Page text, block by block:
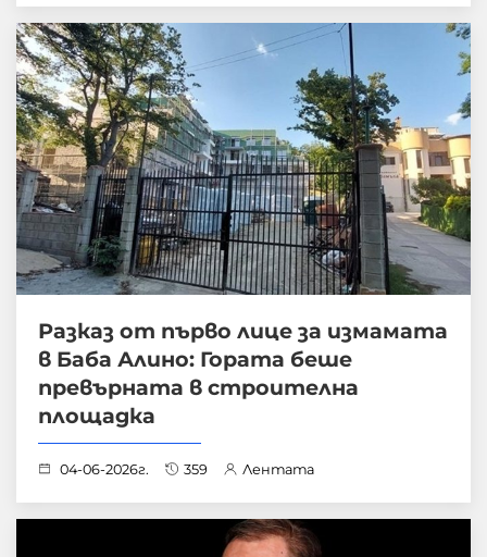
Разказ от първо лице за измамата
в Баба Алино: Гората беше
превърната в строителна
площадка
04-06-2026г. 359 Лентата